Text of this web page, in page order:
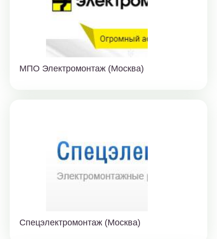
МПО Электромонтаж (Москва)
Спецэлектромонтаж (Москва)